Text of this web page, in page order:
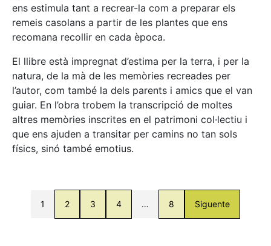
ens estimula tant a recrear-la com a preparar els
remeis casolans a partir de les plantes que ens
recomana recollir en cada època.
El llibre està impregnat d’estima per la terra, i per la
natura, de la mà de les memòries recreades per
l’autor, com també la dels parents i amics que el van
guiar. En l’obra trobem la transcripció de moltes
altres memòries inscrites en el patrimoni col·lectiu i
que ens ajuden a transitar per camins no tan sols
físics, sinó també emotius.
1 2 3 4 … 8 Siguente